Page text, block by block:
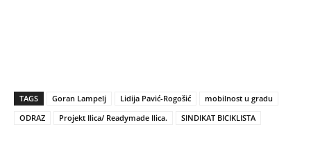
TAGS Goran Lampelj Lidija Pavić-Rogošić
mobilnost u gradu
ODRAZ
Projekt Ilica/ Readymade Ilica. SINDIKAT BICIKLISTA